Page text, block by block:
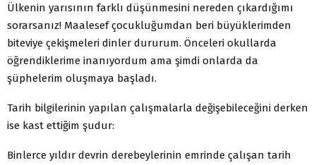
Ülkenin yarısının farklı düşünmesini nereden çıkardığımı
sorarsanız! Maalesef çocukluğumdan beri büyüklerimden
biteviye çekişmeleri dinler dururum. Önceleri okullarda
öğrendiklerime inanıyordum ama şimdi onlarda da
şüphelerim oluşmaya başladı.
Tarih bilgilerinin yapılan çalışmalarla değişebileceğini derken
ise kast ettiğim şudur:
Binlerce yıldır devrin derebeylerinin emrinde çalışan tarih